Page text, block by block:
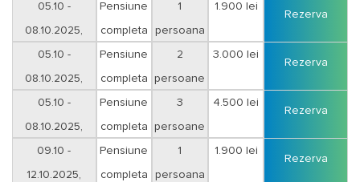
sejur 3 nopti
05.10 -
08.10.2025,
sejur 3 nopti
Pensiune
completa
1
persoana
1.900 lei
Rezerva
05.10 -
08.10.2025,
sejur 3 nopti
Pensiune
completa
2
persoane
3.000 lei
Rezerva
05.10 -
08.10.2025,
sejur 3 nopti
Pensiune
completa
3
persoane
4.500 lei
Rezerva
09.10 -
12.10.2025,
Pensiune
completa
1
persoana
1.900 lei
Rezerva